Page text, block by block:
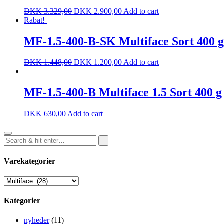
DKK3.329,00 DKK 2.900,00 Add to cart
Rabat!
MF-1.5-400-B-SK Multiface Sort 400
DKK1.448,00 DKK 1.200,00Add to cart
MF-1.5-400-B Multiface 1.5 Sort 400 g
DKK 630,00 Add to cart
Varekategorier
Kategorier
nyheder(11)